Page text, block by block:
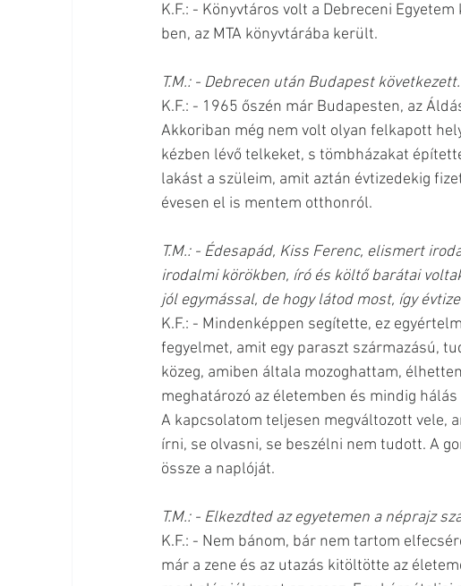
K.F.: - Könyvtáros volt a Debreceni
ben, az MTA könyvtárába került.
T.M.: - Debrecen után Budapest
K.F.: - 1965 őszén már Budapesten, az
Akkoriban még nem volt olyan felkapott
kézben lévő telkeket, s tömbházakat
lakást a szüleim, amit aztán évtizedekig
évesen el is mentem otthonról.
T.M.: - Édesapád, Kiss Ferenc, elismert
irodalmi körökben, író és költő barátai
jól egymással, de hogy látod most, így
K.F.: - Mindenképpen segítette, ez
fegyelmet, amit egy paraszt származású,
közeg, amiben általa mozoghattam,
meghatározó az életemben és mindig
A kapcsolatom teljesen megváltozott vele,
írni, se olvasni, se beszélni nem tudott. A
össze a naplóját.
T.M.: - Elkezdted az egyetemen a néprajz
K.F.: - Nem bánom, bár nem tartom
már a zene és az utazás kitöltötte az